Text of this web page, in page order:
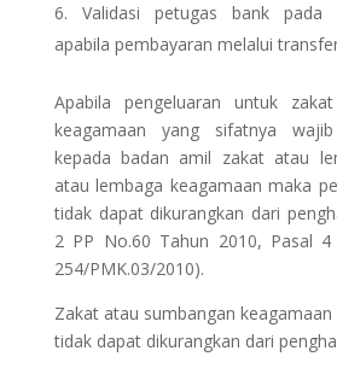
Validasi petugas bank pada
apabila pembayaran melalui
Apabila pengeluaran untuk
keagamaan yang sifatnya
kepada badan amil zakat atau
atau lembaga keagamaan maka
tidak dapat dikurangkan dari
2 PP No.60 Tahun 2010, Pasal
254/PMK.03/2010).
Zakat atau sumbangan
tidak dapat dikurangkan dari